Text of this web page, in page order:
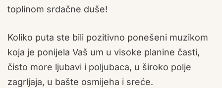
toplinom srdačne duše!
Koliko puta ste bili pozitivno ponešeni muzikom
koja je ponijela Vaš um u visoke planine časti,
čisto more ljubavi i poljubaca, u široko polje
zagrljaja, u bašte osmijeha i sreće.